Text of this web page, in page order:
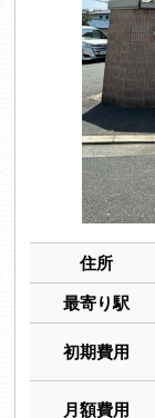
住所
最寄り駅
初期費用
月額費用